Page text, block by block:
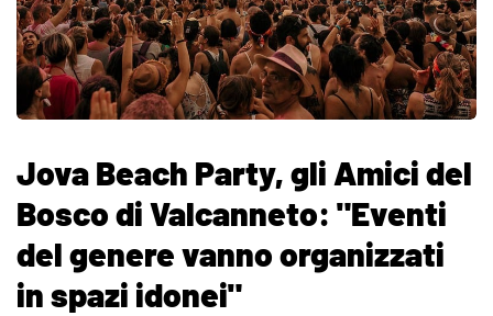
Jova Beach Party, gli Amici del
Bosco di Valcanneto: "Eventi
del genere vanno organizzati
in spazi idonei"